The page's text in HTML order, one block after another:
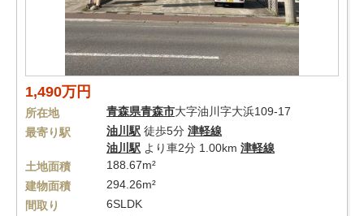
1,490万円
所在地 青森県青森市大字油川字大浜109-17
最寄り駅
油川駅 徒歩5分 津軽線
油川駅 より車2分 1.00km 津軽線
土地面積
188.67m²
建物面積
294.26m²
間取り
6SLDK